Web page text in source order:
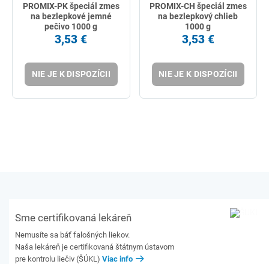
PROMIX-PK špeciál zmes
na bezlepkové jemné
pečivo 1000 g
3,53 €
NIE JE K DISPOZÍCII
PROMIX-CH špeciál zmes
na bezlepkový chlieb
1000 g
3,53 €
NIE JE K DISPOZÍCII
Sme certifikovaná lekáreň
Nemusíte sa báť falošných liekov.
Naša lekáreň je certifikovaná štátnym ústavom
pre kontrolu liečiv (ŠÚKL) Viac info